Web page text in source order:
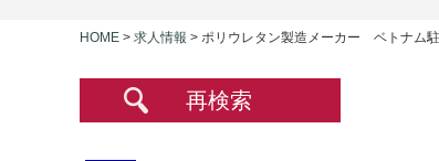
HOME > 求人情報 > ポリウレタン製造メーカー ベトナム
再検索